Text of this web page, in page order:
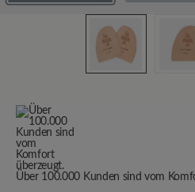
Über 100.000 Kunden sind vom